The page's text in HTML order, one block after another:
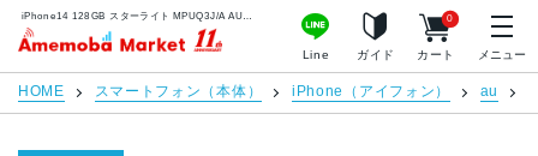
iPhone14 128GB スターライト MPUQ3J/A AU版SIMフリー 極美品 | 中古スマホ販売のアメモバマーケット
アメモバマーケット
Line ガイド カート
0
メニュー
HOME スマートフォン（本体） iPhone（アイフォン） au